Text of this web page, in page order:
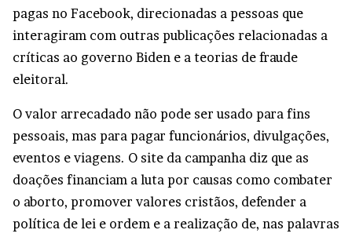
pagas no Facebook, direcionadas a pessoas que
interagiram com outras publicações relacionadas a
críticas ao governo Biden e a teorias de fraude
eleitoral.
O valor arrecadado não pode ser usado para fins
pessoais, mas para pagar funcionários, divulgações,
eventos e viagens. O site da campanha diz que as
doações financiam a luta por causas como combater
o aborto, promover valores cristãos, defender a
política de lei e ordem e a realização de, nas palavras